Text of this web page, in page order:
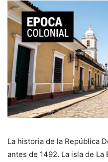
La historia de la República
antes de 1492. La isla de